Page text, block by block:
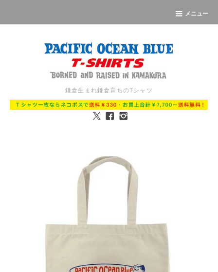
メニュー
鎌倉生まれ鎌倉育ちのTシャツ